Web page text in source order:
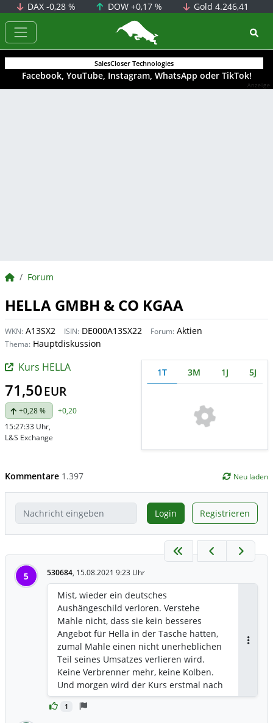
DAX-0,28 % DOW +0,17 % Gold4.246,41
BörsenNEWS.de
SalesCloser Technologies
Facebook, YouTube, Instagram, WhatsApp oder TikTok!
Anzeige
BörsenNEWS.de
Forum
HELLA GMBH & CO KGAA
WKN: A13SX2 ISIN: DE000A13SX22 Forum: Aktien
Thema: Hauptdiskussion
Kurs HELLA
71,50EUR
+0,28 %
+0,20
15:27:33 Uhr,
L&S Exchange
1T 3M 1J 5J
Kommentare 1.397 Neu laden
Login Registrieren
5 530684, 15.08.2021 9:23 Uhr
1
Mist, wieder ein deutsches
Aushängeschild verloren. Verstehe
Mahle nicht, dass sie kein besseres
Angebot für Hella in der Tasche hatten,
zumal Mahle einen nicht unerheblichen
Teil seines Umsatzes verlieren wird.
Keine Verbrenner mehr, keine Kolben.
Und morgen wird der Kurs erstmal nach
Süden laufen. Bleibt uns nur, das
Angebot von 60,96 von Faurecia an zu